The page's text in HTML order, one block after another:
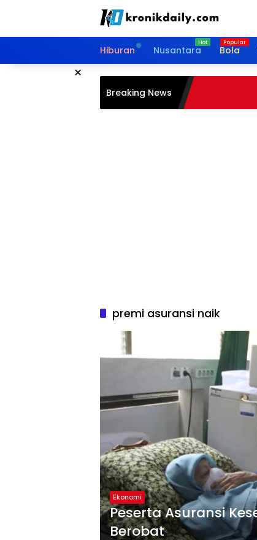
Hiburan Nusantara Bola
×
Breaking News
premi asuransi naik
Ekonomi
Peserta Asuransi
Berobat